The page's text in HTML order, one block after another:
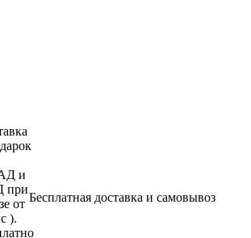
Бесплатная доставка и самовывоз